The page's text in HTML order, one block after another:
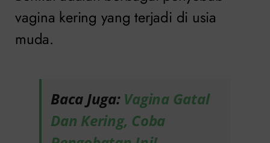
vagina kering yang terjadi di usia
muda.
Baca Juga: Vagina Gatal
Dan Kering, Coba